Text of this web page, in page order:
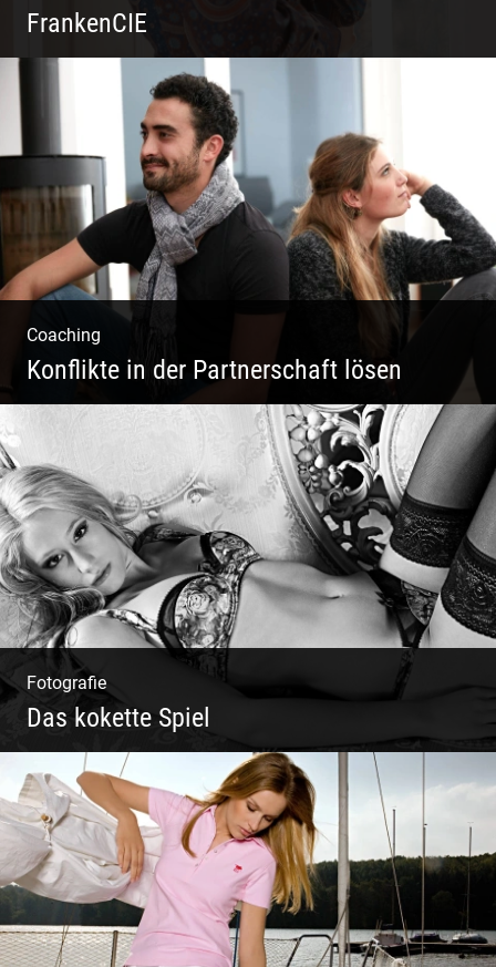
FrankenCIE
Coaching
Konflikte in der Partnerschaft lösen
Paar Coaching – Der Weg in die Leichtigkeit
und Harmonie
Fotografie
Das kokette Spiel
Sinnlich inszeniert, spielerische Poesie